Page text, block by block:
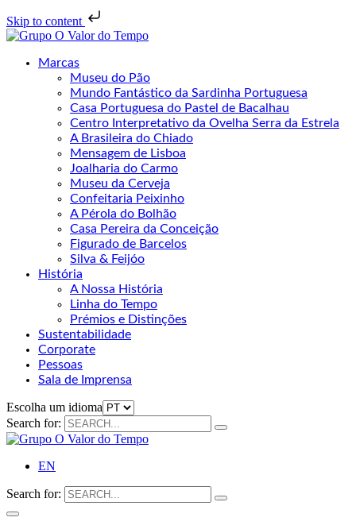
Skip to content
Marcas
Museu do Pão
Mundo Fantástico da Sardinha Portuguesa
Casa Portuguesa do Pastel de Bacalhau
Centro Interpretativo da Ovelha Serra da Estrela
A Brasileira do Chiado
Mensagem de Lisboa
Joalharia do Carmo
Museu da Cerveja
Confeitaria Peixinho
A Pérola do Bolhão
Casa Pereira da Conceição
Figurado de Barcelos
Silva & Feijóo
História
A Nossa História
Linha do Tempo
Prémios e Distinções
Sustentabilidade
Corporate
Pessoas
Sala de Imprensa
Escolha um idioma
Search for:
EN
Search for: